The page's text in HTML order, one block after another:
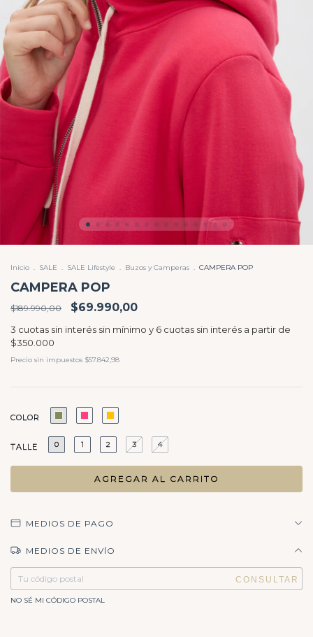
Inicio . SALE . SALE Lifestyle . Buzos y Camperas . CAMPERA POP
CAMPERA POP
$189.990,00 $69.990,00
Precio sin impuestos $57.842,98
COLOR
TALLE 0 1 2 3 4
MEDIOS DE PAGO
MEDIOS DE ENVÍO
Entregas para el CP: CAMBIAR CP
NO SÉ MI CÓDIGO POSTAL